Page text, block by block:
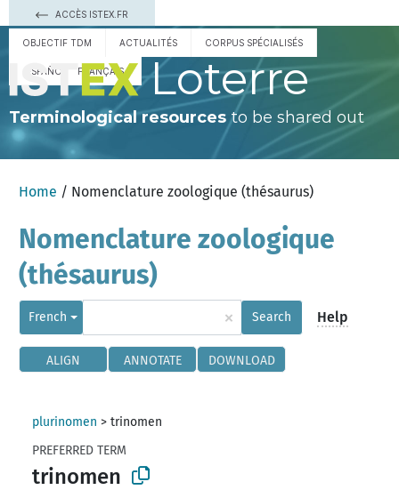
ACCÈS ISTEX.FR
OBJECTIF TDM ACTUALITÉS CORPUS SPÉCIALISÉS
ESPAÑOL FRANÇAIS Loterre
Terminological resourcesto be shared out
Home / Nomenclature zoologique (thésaurus)
Nomenclature zoologique
(thésaurus)
French × Search Help
ALIGN ANNOTATE DOWNLOAD
plurinomen >trinomen
PREFERRED TERM
trinomen